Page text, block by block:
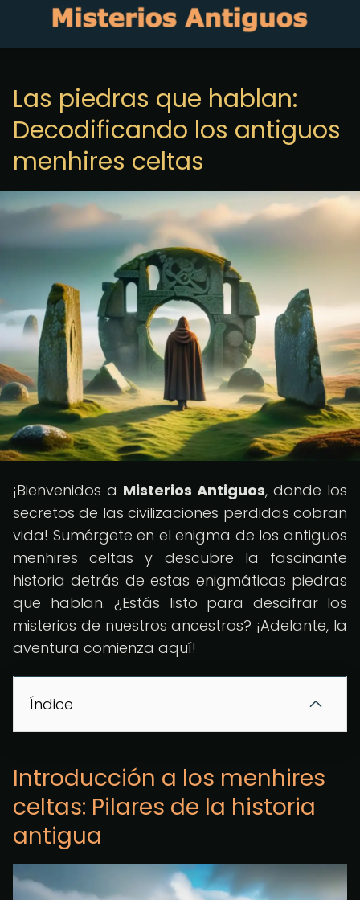
Las piedras que hablan:
Decodificando los antiguos
menhires celtas
¡Bienvenidos a Misterios Antiguos, donde los
secretos de las civilizaciones perdidas cobran
vida! Sumérgete en el enigma de los antiguos
menhires celtas y descubre la fascinante
historia detrás de estas enigmáticas piedras
que hablan. ¿Estás listo para descifrar los
misterios de nuestros ancestros? ¡Adelante, la
aventura comienza aquí!
Índice
Introducción a los menhires
celtas: Pilares de la historia
antigua